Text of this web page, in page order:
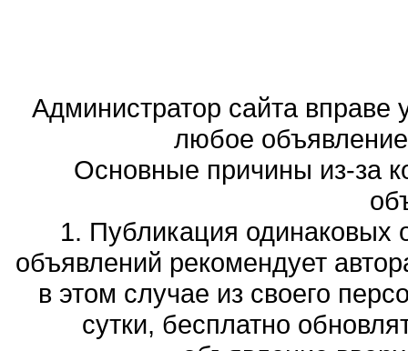
Администратор сайта вправе
любое
Основные причины из-за
1. Публикация одинаковых
объявлений рекомендует
в этом случае из своего
сутки, бесплатно